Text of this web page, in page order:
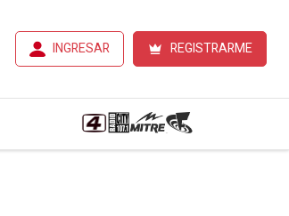
INGRESAR REGISTRARME